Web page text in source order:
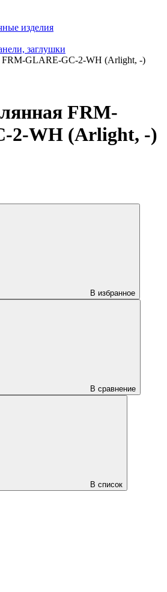
изделия
заглушки
FRM-GLARE-GC-2-WH (Arlight, -)
FRM-
2-WH (Arlight, -)
В избранное
В сравнение
В список